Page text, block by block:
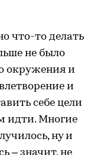
что-то делать
не было
окружения и
и
себе цели
идти. Многие
ну и